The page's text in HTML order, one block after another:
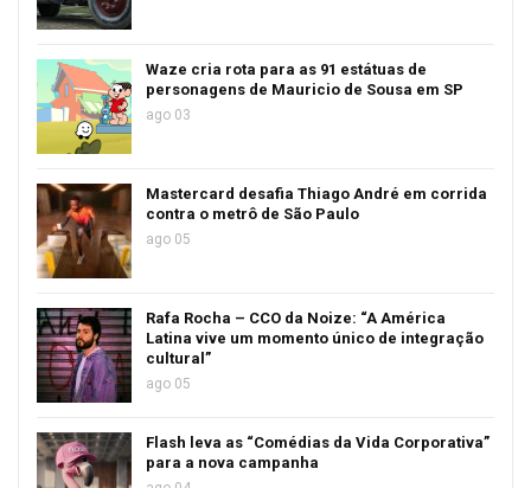
Waze cria rota para as 91 estátuas de
personagens de Mauricio de Sousa em SP
ago 03
Mastercard desafia Thiago André em corrida
contra o metrô de São Paulo
ago 05
Rafa Rocha – CCO da Noize: “A América
Latina vive um momento único de integração
cultural”
ago 05
Flash leva as “Comédias da Vida Corporativa”
para a nova campanha